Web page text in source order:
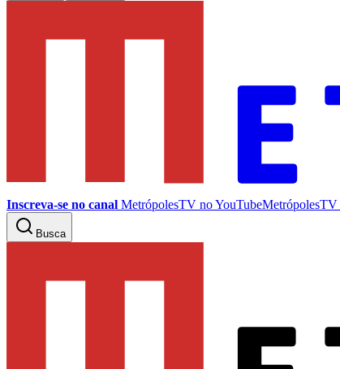
Inscreva-se no canal MetrópolesTV noYouTubeMetrópolesTV
Busca